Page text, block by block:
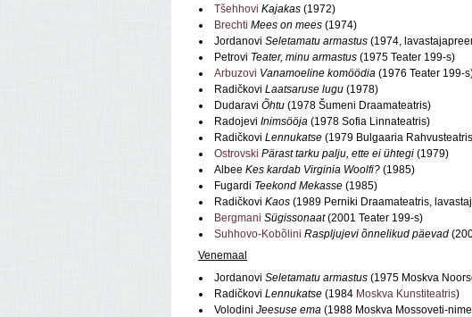
Tšehhovi Kajakas (1972)
Brechti Mees on mees (1974)
Jordanovi Seletamatu armastus (1974,
Petrovi Teater, minu armastus (1975 Teater 199-s)
Arbuzovi Vanamoeline komöödia (1976 Teater 199-
Radičkovi Laatsaruse lugu (1978)
Dudaravi Õhtu (1978 Šumeni Draamateatris)
Radojevi Inimsööja (1978 Sofia Linnateatris)
Radičkovi Lennukatse (1979 Bulgaaria
Ostrovski Pärast tarku palju, ette ei ühtegi (1979)
Albee Kes kardab Virginia Woolfi? (1985)
Fugardi Teekond Mekasse (1985)
Radičkovi Kaos (1989 Perniki Draamateatris,
Bergmani Sügissonaat(2001 Teater 199-s)
Suhhovo-Kobõlini Raspljujevi õnnelikud päevad
Venemaal
Jordanovi Seletamatu armastus (1975 Moskva
Radičkovi Lennukatse (1984 Moskva Kunstiteatris)
Volodini Jeesuse ema (1988 Moskva Mossoveti-